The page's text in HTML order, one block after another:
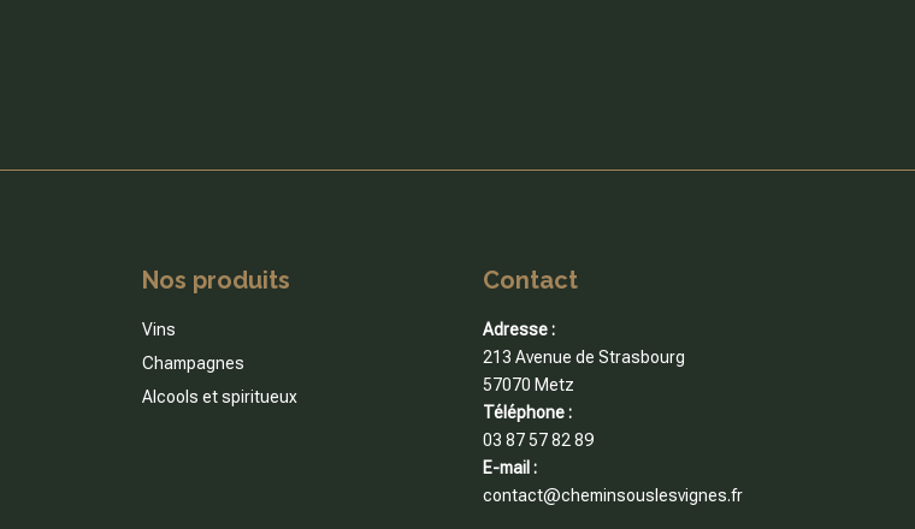
Nos produits
Vins
Champagnes
Alcools et spiritueux
Contact
Adresse :
213 Avenue de Strasbourg
57070 Metz
Téléphone :
03 87 57 82 89
E-mail :
contact@cheminsouslesvignes.fr